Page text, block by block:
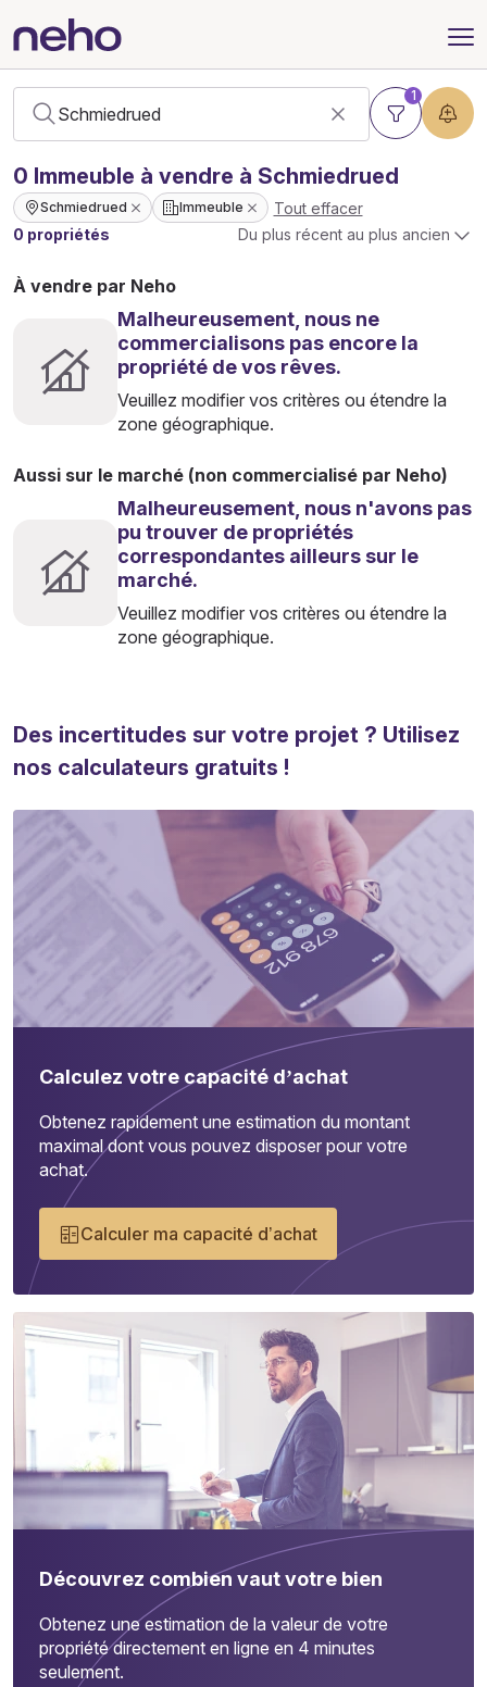
1
0 Immeuble à vendre à Schmiedrued
Schmiedrued Immeuble
Tout effacer
0 propriétés
Du plus récent au plus ancien
À vendre par Neho
Malheureusement, nous ne
commercialisons pas encore la
propriété de vos rêves.
Veuillez modifier vos critères ou étendre la
zone géographique.
Aussi sur le marché (non commercialisé par Neho)
Malheureusement, nous n'avons pas
pu trouver de propriétés
correspondantes ailleurs sur le
marché.
Veuillez modifier vos critères ou étendre la
zone géographique.
Des incertitudes sur votre projet ? Utilisez
nos calculateurs gratuits !
Calculez votre capacité d’achat
Obtenez rapidement une estimation du montant
maximal dont vous pouvez disposer pour votre
achat.
Calculer ma capacité d’achat
Découvrez combien vaut votre bien
Obtenez une estimation de la valeur de votre
propriété directement en ligne en 4 minutes
seulement.